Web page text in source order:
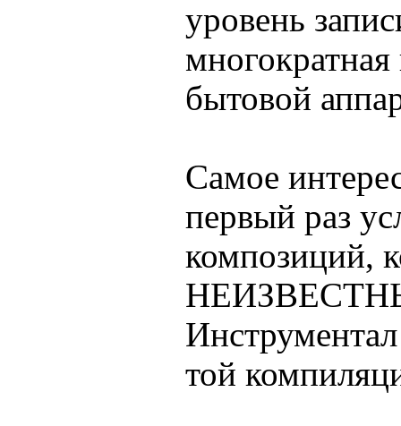
уровень
бытовой
Самое
первый раз
композиций,
той